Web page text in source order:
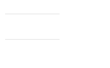
Caferağa Mah. Dr. Şakir
+90 543 345 46 00